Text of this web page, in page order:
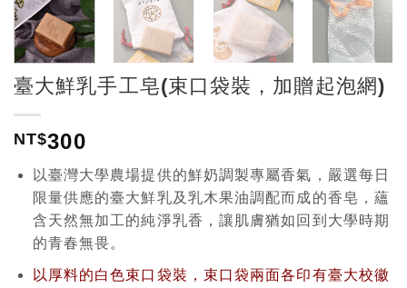
臺大鮮乳手工皂(束口袋裝，加贈起泡網)
NT$300
以臺灣大學農場提供的鮮奶調製專屬香氣，嚴選每日
限量供應的臺大鮮乳及乳木果油調配而成的香皂，蘊
含天然無加工的純淨乳香，讓肌膚猶如回到大學時期
的青春無畏。
以厚料的白色束口袋裝，束口袋兩面各印有臺大校徽